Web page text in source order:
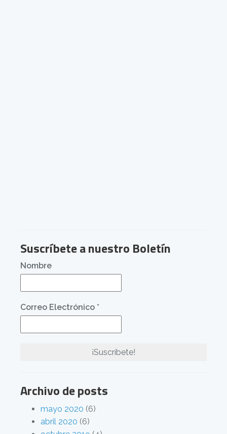
Suscríbete a nuestro Boletín
Nombre
Correo Electrónico *
Archivo de posts
mayo 2020 (6)
abril 2020 (6)